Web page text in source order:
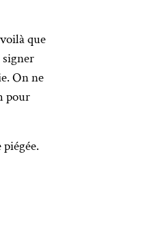
que
signer
On ne
pour